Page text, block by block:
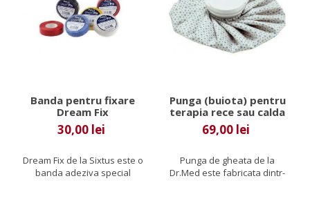
Banda pentru fixare
Dream Fix
30,00 lei
Dream Fix de la Sixtus este o
banda adeziva special
Punga (buiota) pentru
terapia rece sau calda
69,00 lei
Punga de gheata de la
Dr.Med este fabricata dintr-